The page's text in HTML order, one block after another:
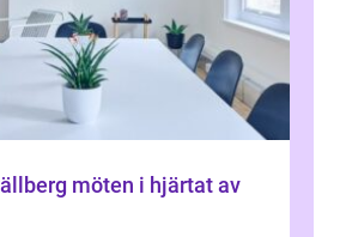
i hjärtat av